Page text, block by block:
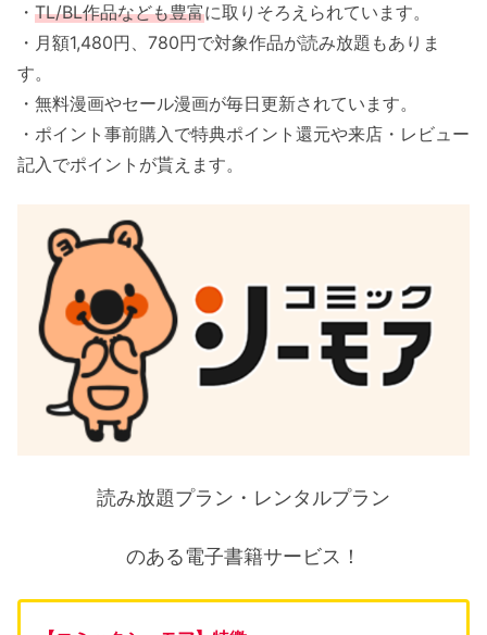
・ TL/BL作品なども豊富に取りそろえられています。
・月額1,480円、780円で対象作品が読み放題もありま
す。
・無料漫画やセール漫画が毎日更新されています。
・ポイント事前購入で特典ポイント還元や来店・レビュー
記入でポイントが貰えます。
読み放題プラン・レンタルプラン
のある電子書籍サービス！